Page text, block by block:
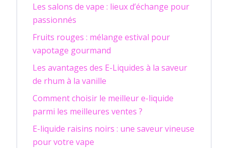
Les salons de vape : lieux d’échange pour
passionnés
Fruits rouges : mélange estival pour
vapotage gourmand
Les avantages des E-Liquides à la saveur
de rhum à la vanille
Comment choisir le meilleur e-liquide
parmi les meilleures ventes ?
E-liquide raisins noirs : une saveur vineuse
pour votre vape